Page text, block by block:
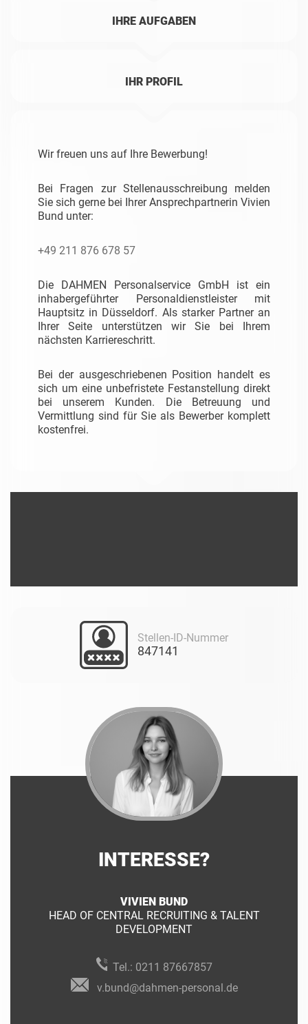
IHRE AUFGABEN
IHR PROFIL
Wir freuen uns auf Ihre Bewerbung!
Bei Fragen zur Stellenausschreibung melden
Sie sich gerne bei Ihrer Ansprechpartnerin Vivien
Bund unter:
+49 211 876 678 57
Die DAHMEN Personalservice GmbH ist ein
inhabergeführter Personaldienstleister mit
Hauptsitz in Düsseldorf. Als starker Partner an
Ihrer Seite unterstützen wir Sie bei Ihrem
nächsten Karriereschritt.
Bei der ausgeschriebenen Position handelt es
sich um eine unbefristete Festanstellung direkt
bei unserem Kunden. Die Betreuung und
Vermittlung sind für Sie als Bewerber komplett
kostenfrei.
Stellen-ID-Nummer
847141
INTERESSE?
VIVIEN BUND
HEAD OF CENTRAL RECRUITING & TALENT
DEVELOPMENT
Tel.: 0211 87667857
v.bund@dahmen-personal.de